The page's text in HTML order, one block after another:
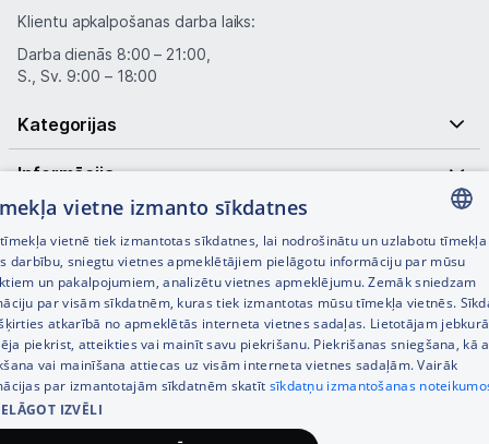
Klientu apkalpošanas darba laiks:
Darba dienās 8:00 – 21:00,
S., Sv. 9:00 – 18:00
Kategorijas
Informācija
Noderīgas saites
© SIA Tet 2026 -
LATVIAN
RUSSIAN
ENGLISH
vietne izmanto sīkdatnes
vietnē tiek izmantotas sīkdatnes, lai nodrošinātu un uzlabotu tīmekļa
darbību, sniegtu vietnes apmeklētājiem pielāgotu informāciju par mūsu
un pakalpojumiem, analizētu vietnes apmeklējumu. Zemāk sniedzam
par visām sīkdatnēm, kuras tiek izmantotas mūsu tīmekļa vietnēs.
atkarībā no apmeklētās interneta vietnes sadaļas. Lietotājam
piekrist, atteikties vai mainīt savu piekrišanu. Piekrišanas sniegšana, kā
vai mainīšana attiecas uz visām interneta vietnes sadaļām. Vairāk
par izmantotajām sīkdatnēm skatīt sīkdatņu izmantošanas
IZVĒLI